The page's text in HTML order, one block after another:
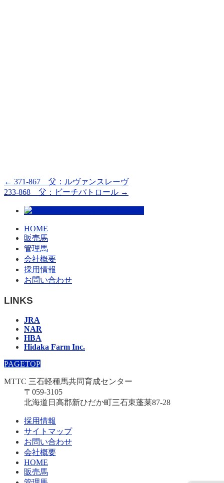
← 371-867 父：ルヴァンスレーヴ
233-868 父：ビーチパトロール →
HOME
販売馬
管理馬
会社概要
採用情報
お問い合わせ
LINKS
JRA
NAR
HBA
Hidaka Farm Inc.
PAGETOP
MTTC 三石軽種馬共同育成センター
〒059-3105
北海道日高郡新ひだか町三石東蓬莱87-28
採用情報
サイトマップ
お問い合わせ
会社概要
HOME
販売馬